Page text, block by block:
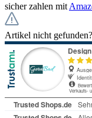
sicher zahlen mit
Artikel nicht